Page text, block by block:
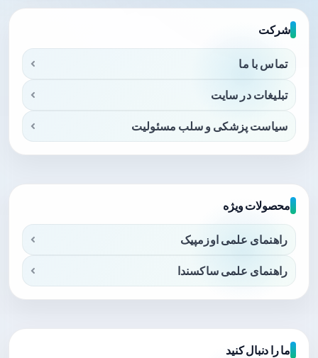
شرکت
تماس با ما
تبلیغات در سایت
سیاست پزشکی و سلب مسئولیت
محصولات ویژه
راهنمای علمی اوزمپیک
راهنمای علمی ساکسندا
ما را دنبال کنید